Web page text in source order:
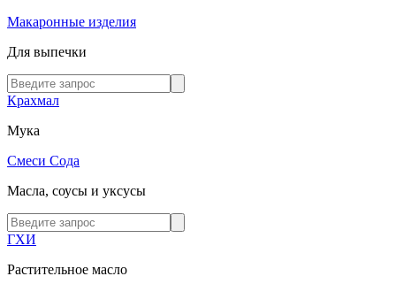
Макаронные изделия
Для выпечки
Крахмал
Мука
Смеси Сода
Масла, соусы и уксусы
ГХИ
Растительное масло